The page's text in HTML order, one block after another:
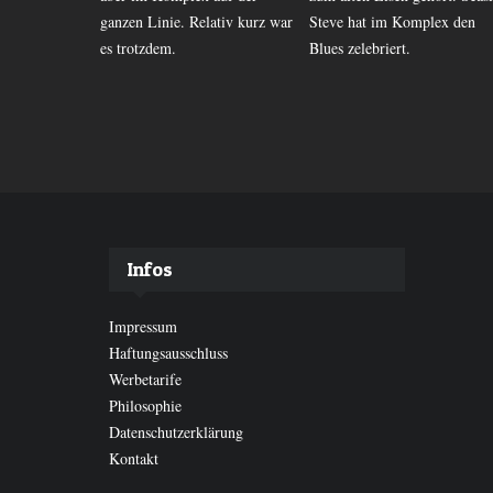
ganzen Linie. Relativ kurz war
es trotzdem.
Steve hat im Komplex den
Blues zelebriert.
Infos
Impressum
Haftungsausschluss
Werbetarife
Philosophie
Datenschutzerklärung
Kontakt